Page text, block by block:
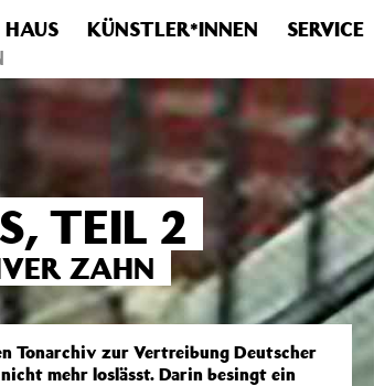
Verwende stattdessen get_permalink(). in
HAUS KÜNSTLER*INNEN
SERVICE
TEIL 2
ZAHN
Tonarchiv zur Vertreibung Deutscher
mehr loslässt. Darin besingt ein